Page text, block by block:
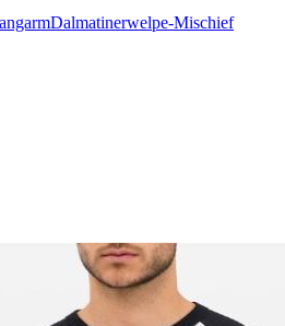
Dalmatinerwelpe-Mischief